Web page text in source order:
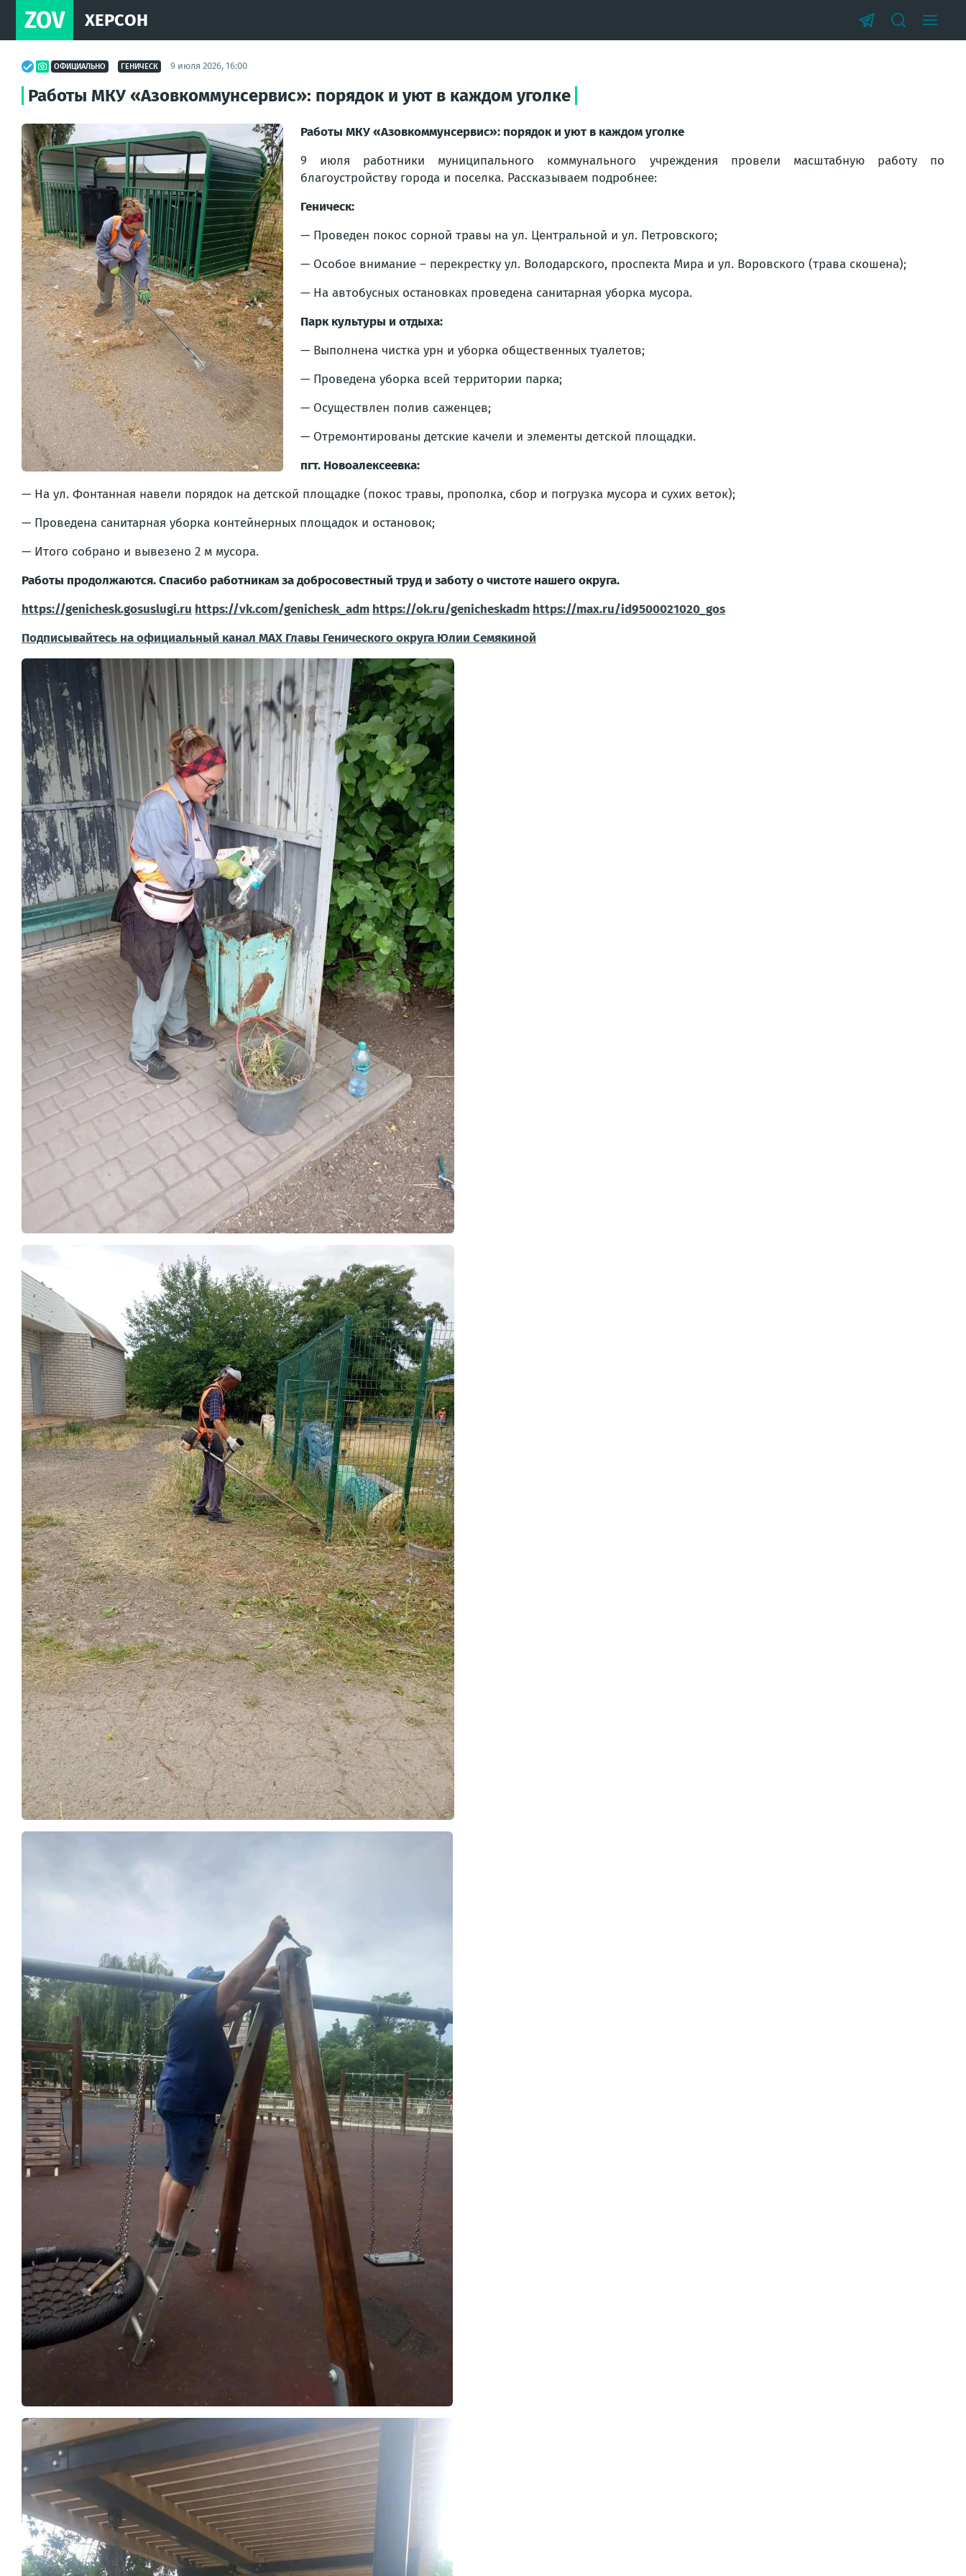
ZOV ХЕРСОН
ОФИЦИАЛЬНО ГЕНИЧЕСК 9 июля 2026, 16:00
Работы МКУ «Азовкоммунсервис»: порядок и уют в каждом уголке
Работы МКУ «Азовкоммунсервис»: порядок и уют в каждом уголке
9 июля работники муниципального коммунального учреждения провели масштабную работу по
благоустройству города и поселка. Рассказываем подробнее:
Геническ:
— Проведен покос сорной травы на ул. Центральной и ул. Петровского;
— Особое внимание – перекрестку ул. Володарского, проспекта Мира и ул. Воровского (трава скошена);
— На автобусных остановках проведена санитарная уборка мусора.
Парк культуры и отдыха:
— Выполнена чистка урн и уборка общественных туалетов;
— Проведена уборка всей территории парка;
— Осуществлен полив саженцев;
— Отремонтированы детские качели и элементы детской площадки.
пгт. Новоалексеевка:
— На ул. Фонтанная навели порядок на детской площадке (покос травы, прополка, сбор и погрузка мусора и сухих веток);
— Проведена санитарная уборка контейнерных площадок и остановок;
— Итого собрано и вывезено 2 м мусора.
Работы продолжаются. Спасибо работникам за добросовестный труд и заботу о чистоте нашего округа.
https://genichesk.gosuslugi.ru https://vk.com/genichesk_adm https://ok.ru/genicheskadm https://max.ru/id9500021020_gos
Подписывайтесь на официальный канал МАХ Главы Генического округа Юлии Семякиной